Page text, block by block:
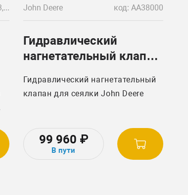
код: R909432163, 52508.0403 John Deere код: AA38000
Гидравлический
нагнетательный клапан
John Deere AA38000
Гидравлический нагнетательный
клапан для сеялки John Deere
99 960 ₽
В пути